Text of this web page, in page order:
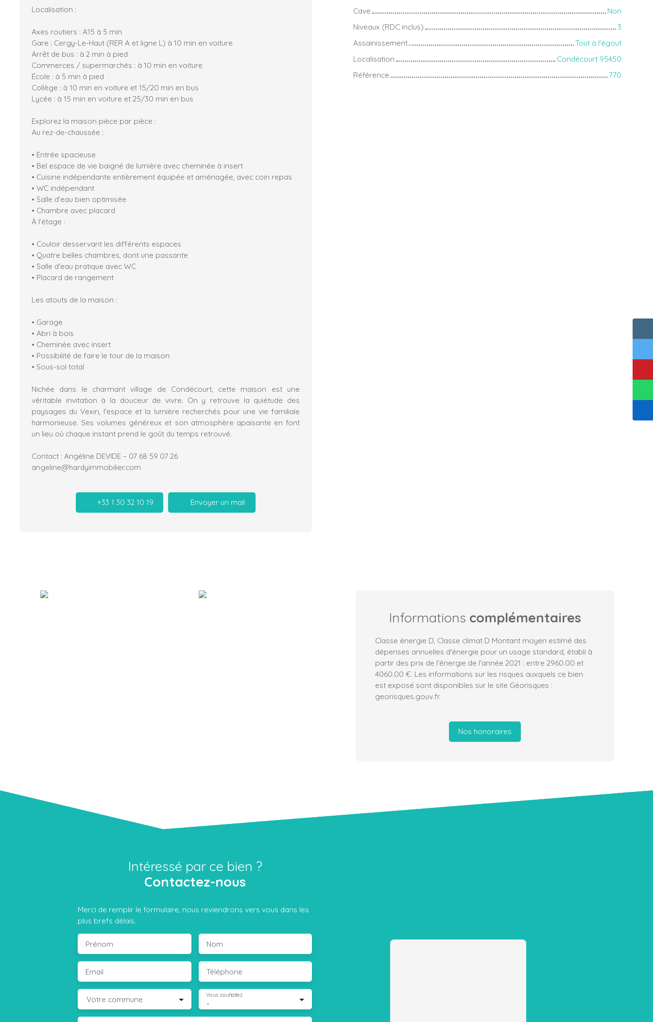
Localisation :
Axes routiers : A15 à 5 min
Gare : Cergy-Le-Haut (RER A et ligne L) à 10 min en voiture
Arrêt de bus : à 2 min à pied
Commerces / supermarchés : à 10 min en voiture
École : à 5 min à pied
Collège : à 10 min en voiture et 15/20 min en bus
Lycée : à 15 min en voiture et 25/30 min en bus
Explorez la maison pièce par pièce :
Au rez-de-chaussée :
• Entrée spacieuse
• Bel espace de vie baigné de lumière avec cheminée à insert
• Cuisine indépendante entièrement équipée et aménagée, avec coin repas
• WC indépendant
• Salle d’eau bien optimisée
• Chambre avec placard
À l’étage :
• Couloir desservant les différents espaces
• Quatre belles chambres, dont une passante
• Salle d'eau pratique avec WC
• Placard de rangement
Les atouts de la maison :
• Garage
• Abri à bois
• Cheminée avec insert
• Possibilité de faire le tour de la maison
• Sous-sol total
Nichée dans le charmant village de Condécourt, cette maison est une
véritable invitation à la douceur de vivre. On y retrouve la quiétude des
paysages du Vexin, l’espace et la lumière recherchés pour une vie familiale
harmonieuse. Ses volumes généreux et son atmosphère apaisante en font
un lieu où chaque instant prend le goût du temps retrouvé.
Contact : Angéline DEVIDE – 07 68 59 07 26
angeline@hardyimmobilier.com
+33 1 30 32 10 19 Envoyer un mail
Cave
Non
Niveaux (RDC inclus)
3
Assainissement
Tout à l'égout
Localisation
Condécourt 95450
Référence
770
Informations complémentaires
Classe énergie D, Classe climat D Montant moyen estimé des
dépenses annuelles d'énergie pour un usage standard, établi à
partir des prix de l'énergie de l'année 2021 : entre 2960.00 et
4060.00 €. Les informations sur les risques auxquels ce bien
est exposé sont disponibles sur le site Géorisques :
georisques.gouv.fr.
Nos honoraires
Intéressé par ce bien ?
Contactez-nous
Merci de remplir le formulaire, nous reviendrons vers vous dans les
plus brefs délais.
Prénom Nom
Email Téléphone
Votre commune -
Vous souhaitez